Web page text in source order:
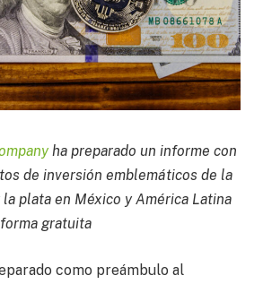
ha preparado un informe con
de inversión emblemáticos de la
plata en México y América Latina
gratuita
como preámbulo al